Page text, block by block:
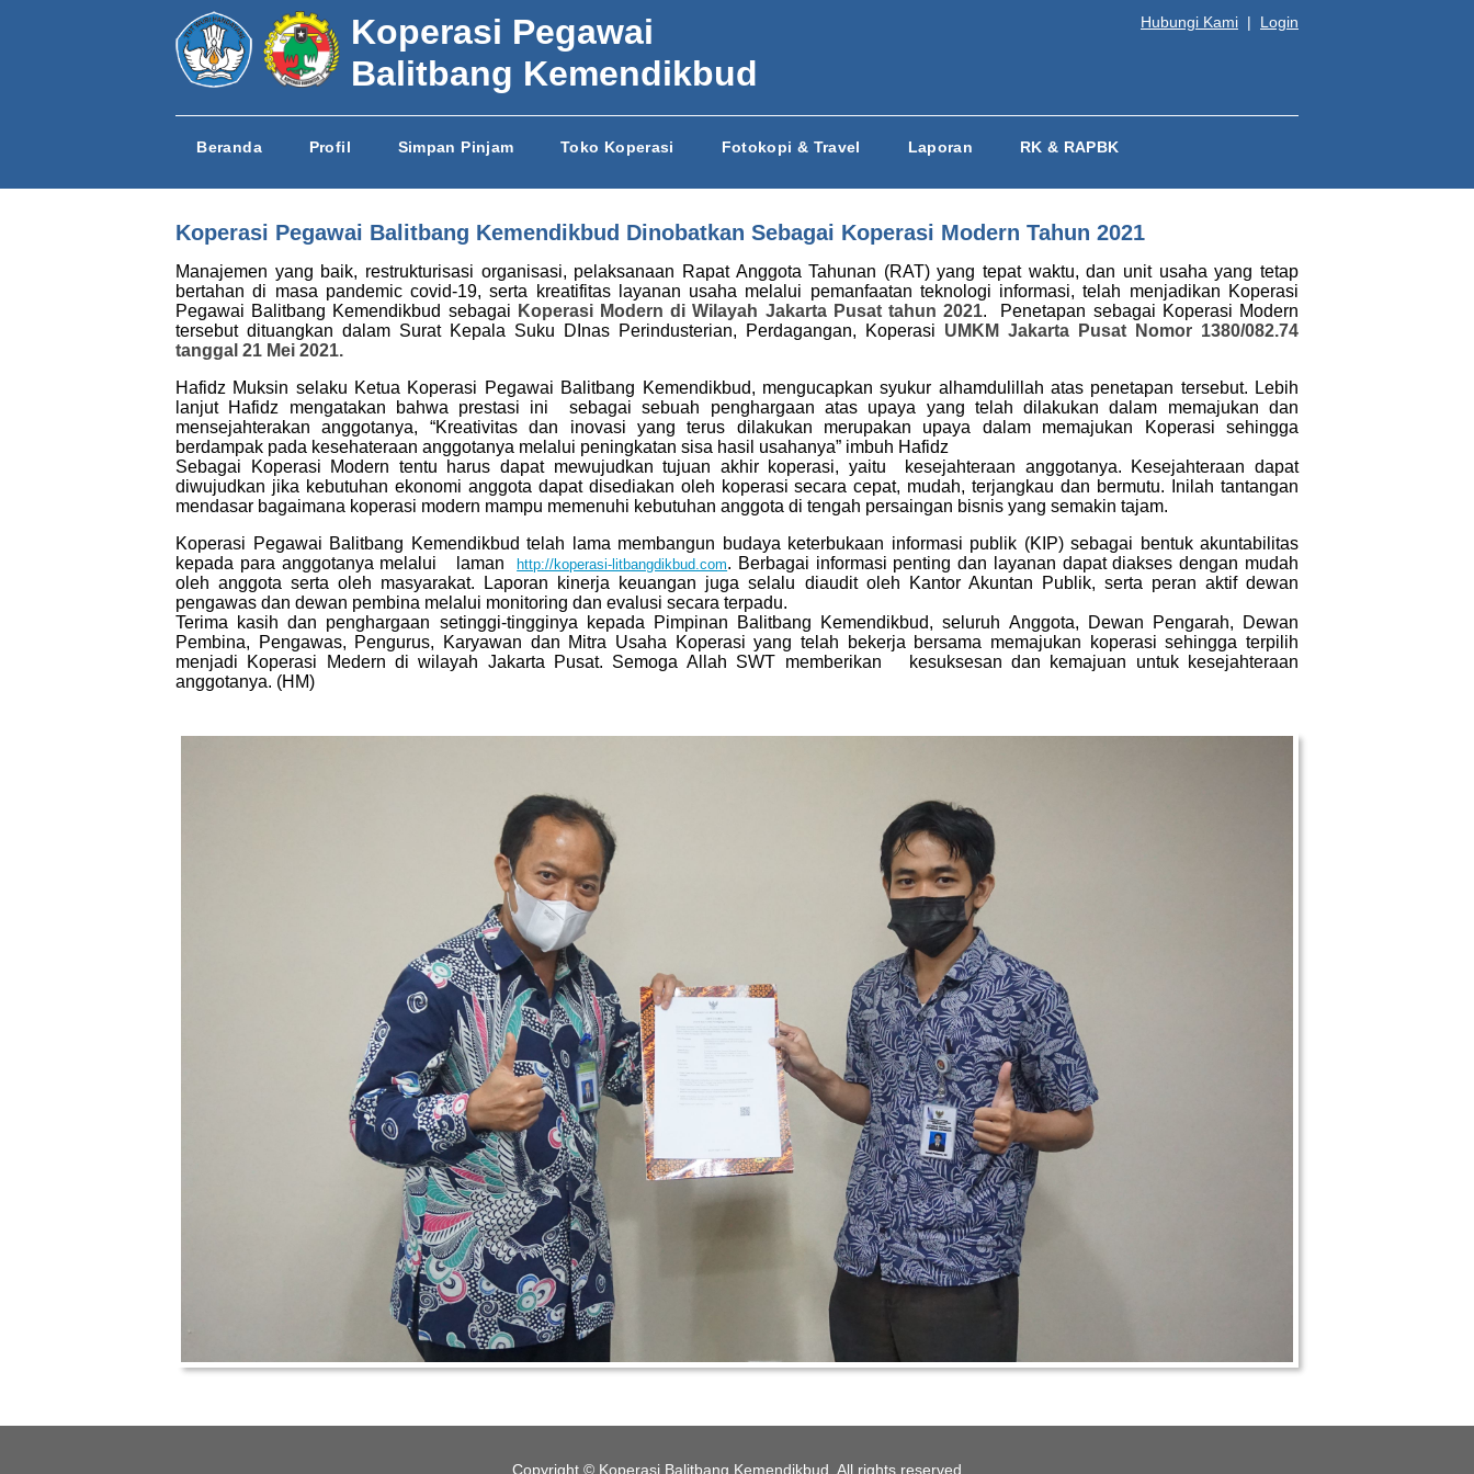
Hubungi Kami | Login
Koperasi Pegawai
Balitbang Kemendikbud
Beranda Profil Simpan Pinjam Toko Koperasi Fotokopi & Travel Laporan RK & RAPBK
Koperasi Pegawai Balitbang Kemendikbud Dinobatkan Sebagai Koperasi Modern Tahun 2021
Manajemen yang baik, restrukturisasi organisasi, pelaksanaan Rapat Anggota Tahunan (RAT) yang tepat waktu, dan unit usaha yang tetap
bertahan di masa pandemic covid-19, serta kreatifitas layanan usaha melalui pemanfaatan teknologi informasi, telah menjadikan Koperasi
Pegawai Balitbang Kemendikbud sebagai Koperasi Modern di Wilayah Jakarta Pusat tahun 2021. Penetapan sebagai Koperasi Modern
tersebut dituangkan dalam Surat Kepala Suku DInas Perindusterian, Perdagangan, Koperasi UMKM Jakarta Pusat Nomor 1380/082.74
tanggal 21 Mei 2021.
Hafidz Muksin selaku Ketua Koperasi Pegawai Balitbang Kemendikbud, mengucapkan syukur alhamdulillah atas penetapan tersebut. Lebih
lanjut Hafidz mengatakan bahwa prestasi ini sebagai sebuah penghargaan atas upaya yang telah dilakukan dalam memajukan dan
mensejahterakan anggotanya, “Kreativitas dan inovasi yang terus dilakukan merupakan upaya dalam memajukan Koperasi sehingga
berdampak pada kesehateraan anggotanya melalui peningkatan sisa hasil usahanya” imbuh Hafidz
Sebagai Koperasi Modern tentu harus dapat mewujudkan tujuan akhir koperasi, yaitu kesejahteraan anggotanya. Kesejahteraan dapat
diwujudkan jika kebutuhan ekonomi anggota dapat disediakan oleh koperasi secara cepat, mudah, terjangkau dan bermutu. Inilah tantangan
mendasar bagaimana koperasi modern mampu memenuhi kebutuhan anggota di tengah persaingan bisnis yang semakin tajam.
Koperasi Pegawai Balitbang Kemendikbud telah lama membangun budaya keterbukaan informasi publik (KIP) sebagai bentuk akuntabilitas
kepada para anggotanya melalui
lamanhttp://koperasi-litbangdikbud.com. Berbagai informasi penting dan layanan dapat diakses dengan mudah
oleh anggota serta oleh masyarakat. Laporan kinerja keuangan juga selalu diaudit oleh Kantor Akuntan Publik, serta peran aktif dewan
pengawas dan dewan pembina melalui monitoring dan evalusi secara terpadu.
Terima kasih dan penghargaan setinggi-tingginya kepada
Pimpinan Balitbang Kemendikbud,seluruh Anggota, Dewan Pengarah, Dewan
Pembina, Pengawas, Pengurus, Karyawan dan Mitra Usaha Koperasi yang telah bekerja bersama memajukan koperasi sehingga terpilih
menjadi Koperasi Medern di wilayah Jakarta Pusat. Semoga Allah SWT memberikan kesuksesan dan kemajuan untuk kesejahteraan
anggotanya. (HM)
Copyright © Koperasi Balitbang Kemendikbud. All rights reserved